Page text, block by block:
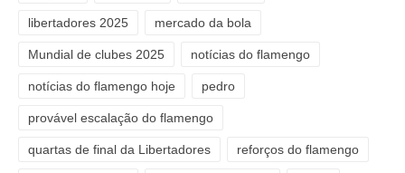
libertadores 2025 mercado da bola
Mundial de clubes 2025 notícias do flamengo
notícias do flamengo hoje pedro
provável escalação do flamengo
quartas de final da Libertadores reforços do flamengo